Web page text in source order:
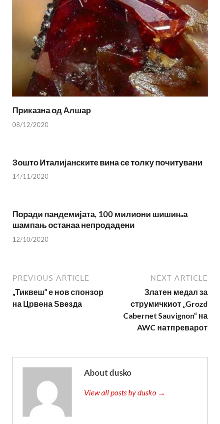
Приказна од Алшар
08/12/2020
Зошто Италијанските вина се толку почитувани
14/11/2020
Поради пандемијата, 100 милиони шишиња
шампањ останаа непродадени
12/10/2020
PREVIOUS ARTICLE
„Тиквеш“ е нов спонзор
на Црвена Ѕвезда
NEXT ARTICLE
Златен медал за
струмичкиот „Grozd
Cabernet Sauvignon“ на
AWC натпреварот
About dusko
View all posts by dusko →